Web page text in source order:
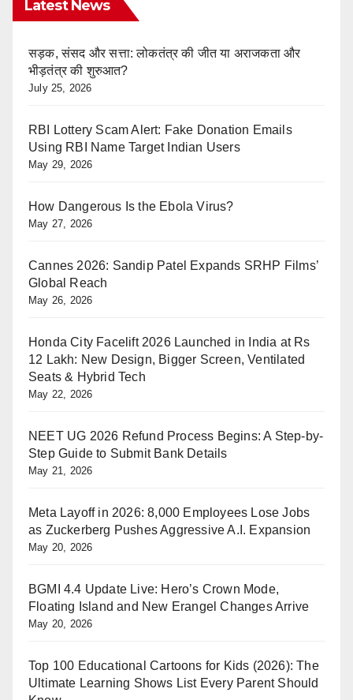
Latest News
सड़क, संसद और सत्ता: लोकतंत्र की जीत या अराजकता और
भीड़तंत्र की शुरुआत?
July 25, 2026
RBI Lottery Scam Alert: Fake Donation Emails
Using RBI Name Target Indian Users
May 29, 2026
How Dangerous Is the Ebola Virus?
May 27, 2026
Cannes 2026: Sandip Patel Expands SRHP Films’
Global Reach
May 26, 2026
Honda City Facelift 2026 Launched in India at Rs
12 Lakh: New Design, Bigger Screen, Ventilated
Seats & Hybrid Tech
May 22, 2026
NEET UG 2026 Refund Process Begins: A Step-by-
Step Guide to Submit Bank Details
May 21, 2026
Meta Layoff in 2026: 8,000 Employees Lose Jobs
as Zuckerberg Pushes Aggressive A.I. Expansion
May 20, 2026
BGMI 4.4 Update Live: Hero’s Crown Mode,
Floating Island and New Erangel Changes Arrive
May 20, 2026
Top 100 Educational Cartoons for Kids (2026): The
Ultimate Learning Shows List Every Parent Should